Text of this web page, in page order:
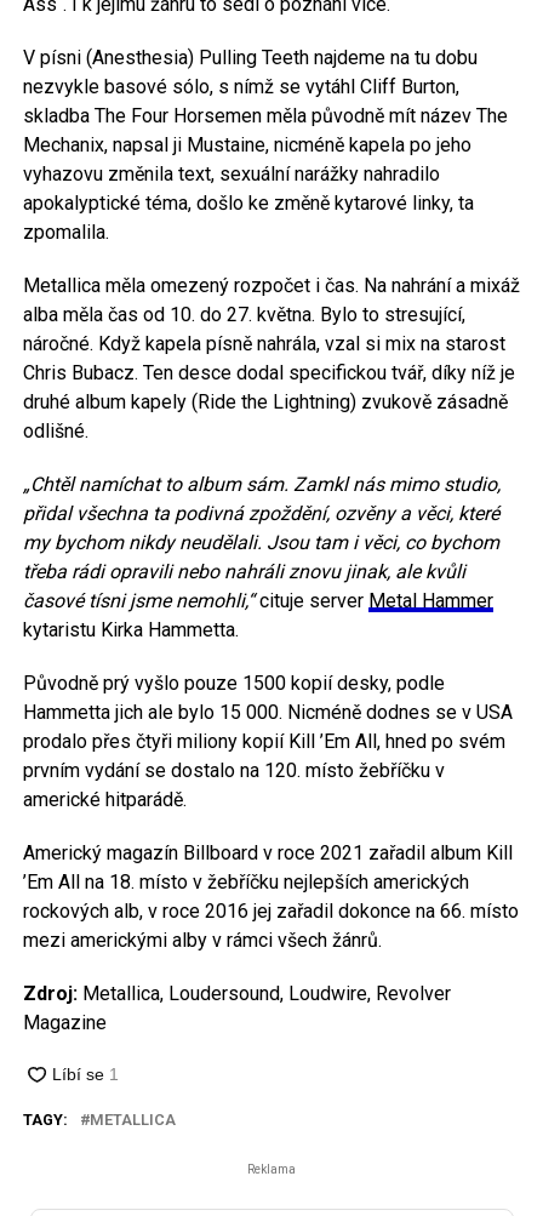
V písni (Anesthesia) Pulling Teeth najdeme na tu dobu
nezvykle basové sólo, s nímž se vytáhl Cliff Burton,
skladba The Four Horsemen měla původně mít název The
Mechanix, napsal ji Mustaine, nicméně kapela po jeho
vyhazovu změnila text, sexuální narážky nahradilo
apokalyptické téma, došlo ke změně kytarové linky, ta
zpomalila.
Metallica měla omezený rozpočet i čas. Na nahrání a mixáž
alba měla čas od 10. do 27. května. Bylo to stresující,
náročné. Když kapela písně nahrála, vzal si mix na starost
Chris Bubacz. Ten desce dodal specifickou tvář, díky níž je
druhé album kapely (Ride the Lightning) zvukově zásadně
odlišné.
„Chtěl namíchat to album sám. Zamkl nás mimo studio,
přidal všechna ta podivná zpoždění, ozvěny a věci, které
my bychom nikdy neudělali. Jsou tam i věci, co bychom
třeba rádi opravili nebo nahráli znovu jinak, ale kvůli
časové tísni jsme nemohli,“cituje server Metal Hammer
kytaristu Kirka Hammetta.
Původně prý vyšlo pouze 1500 kopií desky, podle
Hammetta jich ale bylo 15 000. Nicméně dodnes se v USA
prodalo přes čtyři miliony kopií Kill ’Em All, hned po svém
prvním vydání se dostalo na 120. místo žebříčku v
americké hitparádě.
Americký magazín Billboard v roce 2021 zařadil album Kill
’Em All na 18. místo v žebříčku nejlepších amerických
rockových alb, v roce 2016 jej zařadil dokonce na 66. místo
mezi americkými alby v rámci všech žánrů.
Zdroj:Metallica, Loudersound, Loudwire, Revolver
Magazine
TAGY: METALLICA
Reklama